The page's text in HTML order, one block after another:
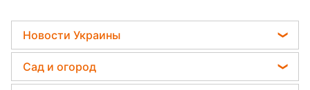
Новости Украины
Пенсии в Украине
Мобилизация
Сад и огород